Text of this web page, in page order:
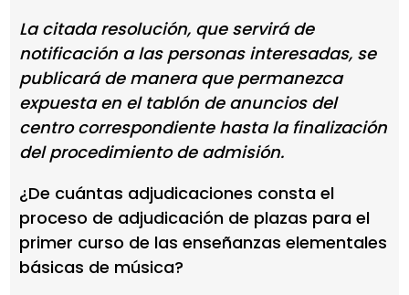
La citada resolución, que servirá de
notificación a las personas interesadas, se
publicará de manera que permanezca
expuesta en el tablón de anuncios del
centro correspondiente hasta la finalización
del procedimiento de admisión.
¿De cuántas adjudicaciones consta el
proceso de adjudicación de plazas para el
primer curso de las enseñanzas elementales
básicas de música?